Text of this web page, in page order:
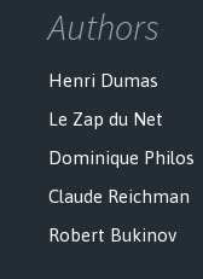
Authors
Henri Dumas
Le Zap du Net
Dominique Philos
Claude Reichman
Robert Bukinov